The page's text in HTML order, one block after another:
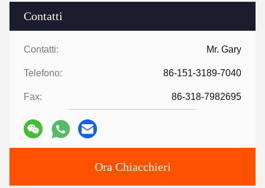
Contatti
Contatti: Mr. Gary
Telefono: 86-151-3189-7040
Fax: 86-318-7982695
Ora Chiacchieri